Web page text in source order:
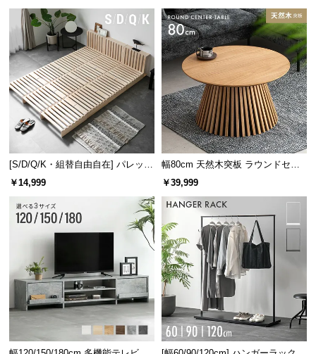
[S/D/Q/K・組替自由自在] パレット
ベッド 8/12/16枚セット
￥14,999
幅80cm 天然木突板 ラウンドセン
ターテーブル 美しい格子デザイン
￥39,999